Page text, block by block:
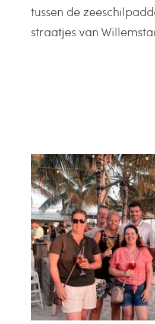
tussen de
straatjes van